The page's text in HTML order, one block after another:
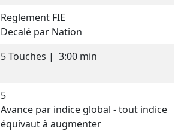
Reglement FIE
Decalé par Nation
5 Touches | 3:00 min
5
Avance par indice global - tout indice
équivaut à augmenter